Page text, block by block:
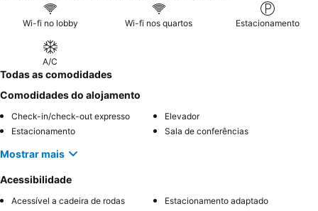
Wi-fi no lobby Wi-fi nos quartos Estacionamento
A/C
Todas as comodidades
Comodidades do alojamento
Check-in/check-out expresso
Elevador
Estacionamento
Sala de conferências
Mostrar mais
Acessibilidade
Acessível a cadeira de rodas Estacionamento adaptado